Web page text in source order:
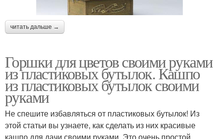
читать дальше →
Горшки для цветов своими руками
из пластиковых бутылок. Кашпо
из пластиковых бутылок своими
руками
Не спешите избавляться от пластиковых бутылок! Из
этой статьи вы узнаете, как сделать из них красивые